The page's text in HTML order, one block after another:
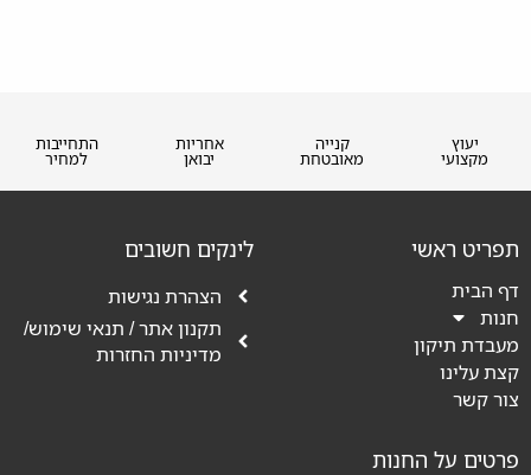
יעוץ
מקצועי
קנייה
מאובטחת
אחריות
יבואן
התחייבות
למחיר
תפריט ראשי
דף הבית
חנות
מעבדת תיקון
קצת עלינו
צור קשר
לינקים חשובים
הצהרת נגישות
תקנון אתר / תנאי שימוש/
מדיניות החזרות
פרטים על החנות